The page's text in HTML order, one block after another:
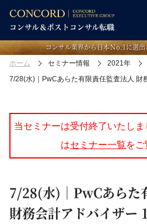
コンサル業界から日本Ｎo.1に選
ホーム セミナー情報
2021年
7/28(水)｜PwCあらた有限責任監査法人 財
当セミナーは受付終了いたし
はセミナー一覧をご
7/28(水)｜PwCあらた
財務会計アドバイザー